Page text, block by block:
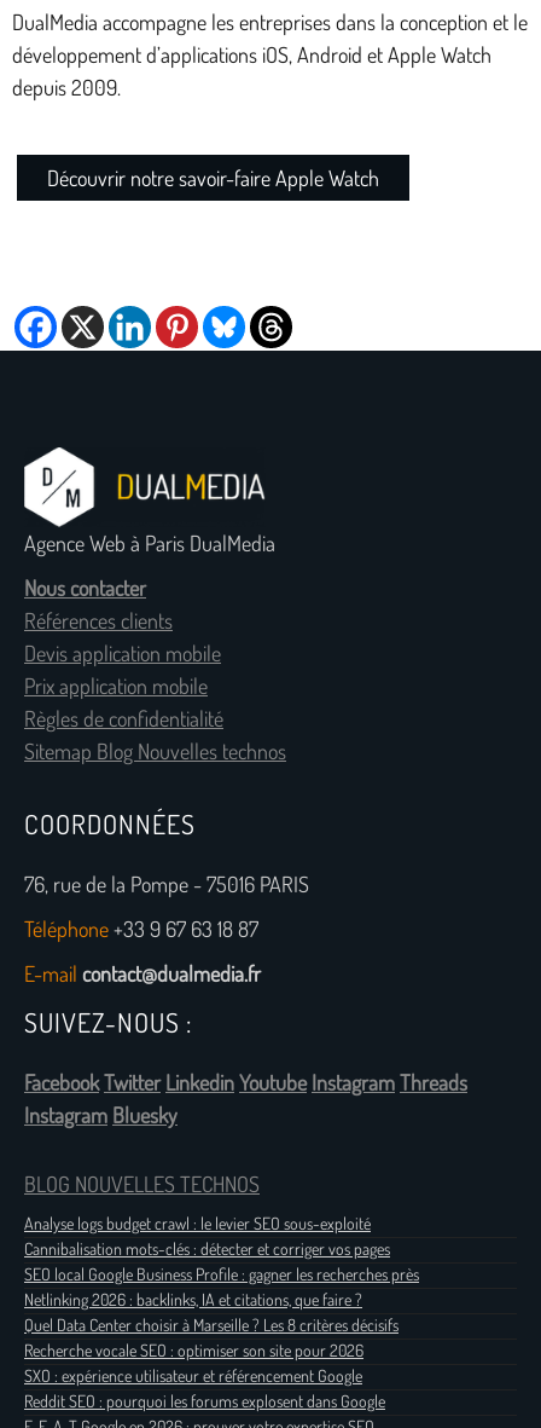
DualMedia accompagne les entreprises dans la conception et le
développement d’applications iOS, Android et Apple Watch
depuis 2009.
Découvrir notre savoir-faire Apple Watch
Agence Web à Paris DualMedia
Nous contacter
Références clients
Devis application mobile
Prix application mobile
Règles de confidentialité
Sitemap Blog Nouvelles technos
COORDONNÉES
76, rue de la Pompe - 75016 PARIS
Téléphone+33 9 67 63 18 87
E-mail contact@dualmedia.fr
SUIVEZ-NOUS :
FacebookTwitter LinkedinYoutube InstagramThreads
Instagram Bluesky
BLOG NOUVELLES TECHNOS
Analyse logs budget crawl : le levier SEO sous-exploité
Cannibalisation mots-clés : détecter et corriger vos pages
SEO local Google Business Profile : gagner les recherches près
Netlinking 2026 : backlinks, IA et citations, que faire ?
Quel Data Center choisir à Marseille ? Les 8 critères décisifs
Recherche vocale SEO : optimiser son site pour 2026
SXO : expérience utilisateur et référencement Google
Reddit SEO : pourquoi les forums explosent dans Google